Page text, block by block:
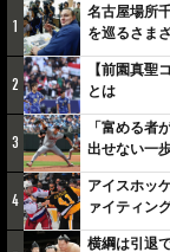
1
名古屋場所
を巡るさま
2
【前園真聖
とは
3
「富める者
出せない一
4
アイスホッ
ァイティン
横綱は引退